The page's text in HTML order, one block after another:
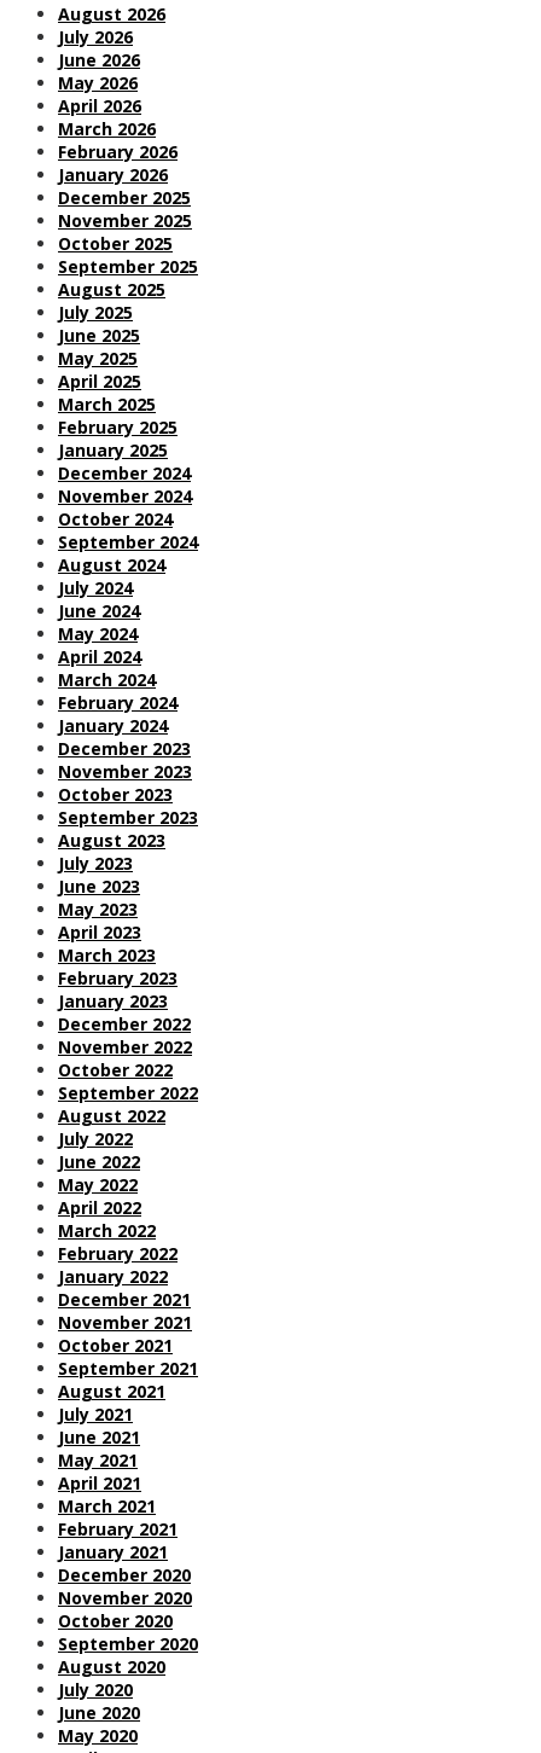
August 2026
July 2026
June 2026
May 2026
April 2026
March 2026
February 2026
January 2026
December 2025
November 2025
October 2025
September 2025
August 2025
July 2025
June 2025
May 2025
April 2025
March 2025
February 2025
January 2025
December 2024
November 2024
October 2024
September 2024
August 2024
July 2024
June 2024
May 2024
April 2024
March 2024
February 2024
January 2024
December 2023
November 2023
October 2023
September 2023
August 2023
July 2023
June 2023
May 2023
April 2023
March 2023
February 2023
January 2023
December 2022
November 2022
October 2022
September 2022
August 2022
July 2022
June 2022
May 2022
April 2022
March 2022
February 2022
January 2022
December 2021
November 2021
October 2021
September 2021
August 2021
July 2021
June 2021
May 2021
April 2021
March 2021
February 2021
January 2021
December 2020
November 2020
October 2020
September 2020
August 2020
July 2020
June 2020
May 2020